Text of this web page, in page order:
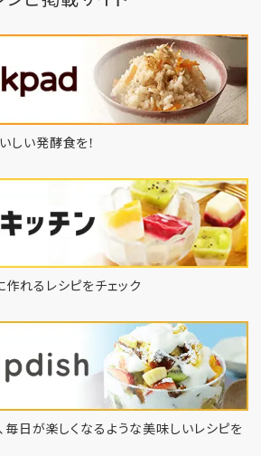
しい発酵食を！
れるレシピをチェック
毎日が楽しくなるような美味しいレシピを